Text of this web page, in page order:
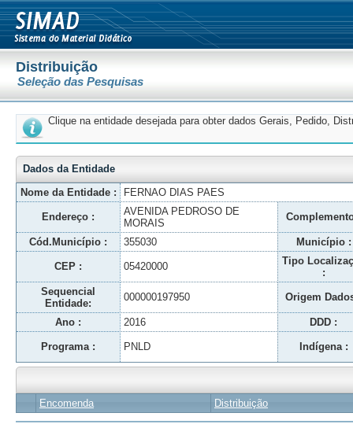
Distribuição
Seleção das Pesquisas
Clique na entidade desejada para obter dados Gerais, Pedido,
Dados da Entidade
Nome da Entidade :
FERNAO DIAS PAES
Endereço :
AVENIDA PEDROSO DE
MORAIS
Cód.Município : 355030 Município :
CEP : 05420000
Tipo
:
Sequencial
Entidade:
000000197950 Origem
Ano : 2016 DDD :
Programa : PNLD Indígena :
Encomenda Distribuição